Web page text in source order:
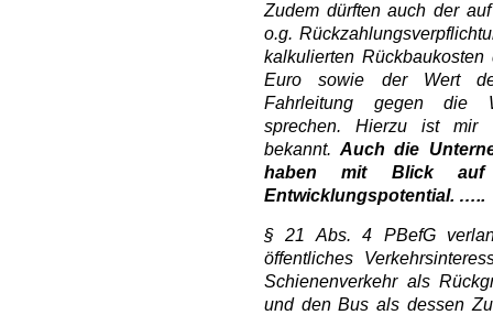
Zudem dürften auch der
o.g.
kalkulierten
Euro sowie der Wert
Fahrleitung gegen die
sprechen. Hierzu ist mir
bekannt.Auch die
haben mit Blick auf
Entwicklungspotential. …..
§ 21 Abs. 4 PBefG
öffentliches
Schienenverkehr als
und den Bus als dessen